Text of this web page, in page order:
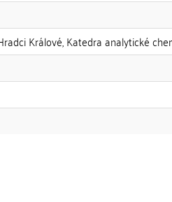
Králové, Katedra analytické